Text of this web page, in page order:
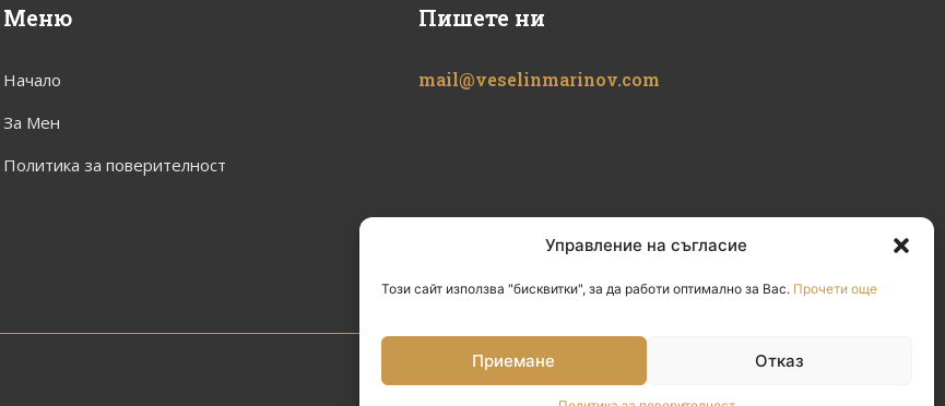
Управление на съгласие
Този сайт използва "бисквитки", за да работи оптимално за Вас. Прочети още
Приемане Отказ
Меню
Начало
За Мен
Политика за поверителност
Пишете ни
mail@veselinmarinov.com